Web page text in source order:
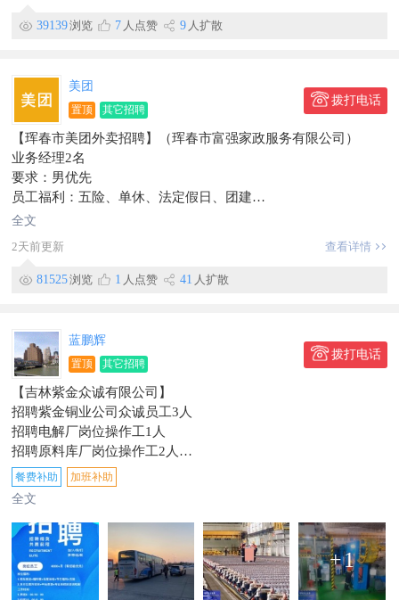
39139浏览 7 人点赞 9 人扩散
美团
置顶 其它招聘
拨打电话
【珲春市美团外卖招聘】（珲春市富强家政服务有限公司）
业务经理2名
要求：男优先
员工福利：五险、单休、法定假日、团建
提供：免费带薪培训，入职即有师傅一对一带教，上升空间大；
美团团队！
综合薪资：5000-8000元，多劳多得。
信息有效期到2026/10/08
全文
2天前更新
查看详情
81525浏览 1 人点赞 41 人扩散
蓝鹏辉
置顶 其它招聘
拨打电话
【吉林紫金众诚有限公司】
招聘紫金铜业公司众诚员工3人
招聘电解厂岗位操作工1人
招聘原料库厂岗位操作工2人
动力厂招聘2人大专以上学历
公司介绍：众诚公司主要服务于紫金矿业
提供五险，提供免费入职体检，免费公司通勤车
有工龄补助，福利食堂「公司提供70%减免自付只要每餐2-3
元」
月休4天以上，节日礼品
餐费补助 加班补助
全文
+1